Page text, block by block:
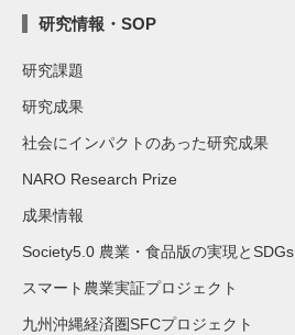
研究情報・SOP
研究課題
研究成果
社会にインパクトのあった研究成果
NARO Research Prize
成果情報
Society5.0 農業・食品版の実現とSDGs
スマート農業実証プロジェクト
九州沖縄経済圏SFCプロジェクト